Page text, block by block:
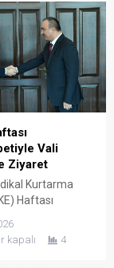
Vali
Ziyaret
Kurtarma
Haftası
İl Sağlık
Dr. Lütfi
Sağlık
kapalı
4